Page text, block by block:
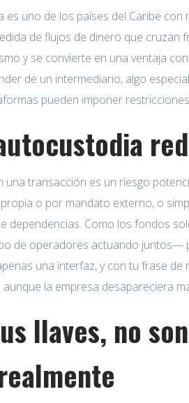
es uno de los países del Caribe
de flujos de dinero que
y se convierte en una ventaja
de un intermediario, algo
pueden imponer
una transacción es un riesgo
o por mandato externo, o
dependencias. Como los fondos
de operadores actuando juntos—
una interfaz, y con tu frase
la empresa desapareciera
llaves, no